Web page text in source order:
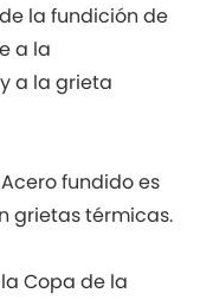
la fundición de
a la
a la grieta
fundido es
grietas térmicas.
Copa de la